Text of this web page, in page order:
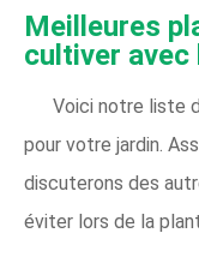
Meilleures
cultiver avec
Voici notre liste
pour votre jardin.
discuterons des
éviter lors de la